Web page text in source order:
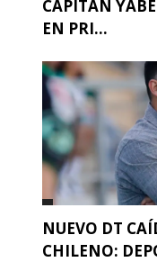
CAPITÁN
EN PRI...
NUEVO DT
CHILENO: